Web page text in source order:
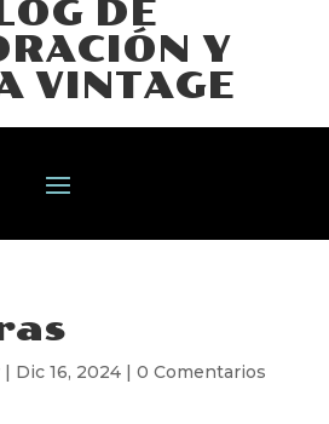
DE
Y
VINTAGE
| Dic 16, 2024| 0 Comentarios